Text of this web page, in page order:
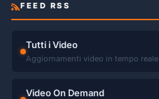
FEED RSS
Tutti i Video
Aggiornamenti video in tempo reale
Video On Demand